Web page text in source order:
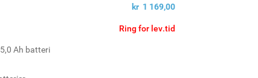
kr 1 169,00
Ring for lev.tid
Ah batteri